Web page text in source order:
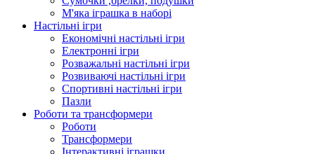
М'яка іграшка в наборі
Настільні ігри
Економічні настільні ігри
Електронні ігри
Розважальні настільні ігри
Розвиваючі настільні ігри
Спортивні настільні ігри
Пазли
Роботи та трансформери
Роботи
Трансформери
Інтерактивні іграшки